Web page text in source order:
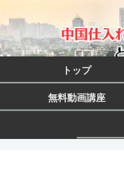
トップ
無料動画講座